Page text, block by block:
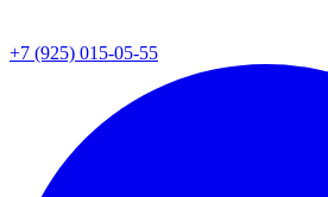
+7 (925) 015-05-55